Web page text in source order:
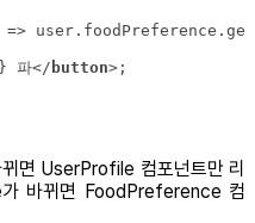
파</ button>
면 UserProfile 컴포넌트만 리
바뀌면 FoodPreference 컴